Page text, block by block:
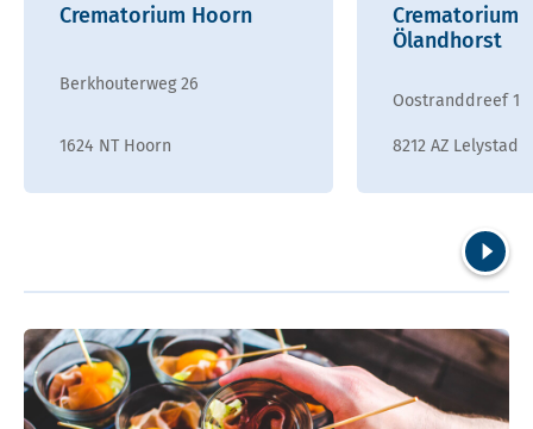
Crematorium Hoorn
Berkhouterweg 26
1624 NT Hoorn
Crematorium
Ölandhorst
Oostranddreef 1
8212 AZ Lelystad